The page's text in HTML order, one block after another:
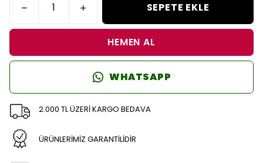
SEPETE EKLE
HEMEN AL
WHATSAPP
2.000 TL ÜZERİ KARGO BEDAVA
ÜRÜNLERİMİZ GARANTİLİDİR